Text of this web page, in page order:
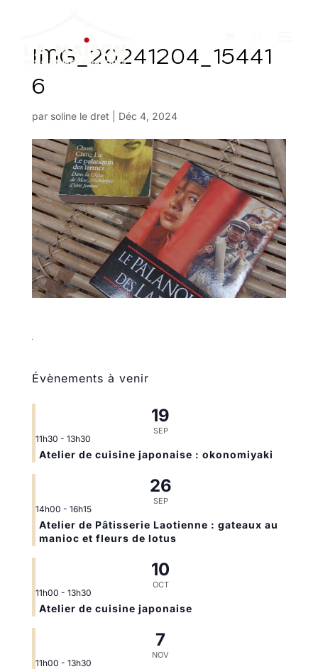
IMG_20241204_15441
6
par soline le dret Déc 4, 2024
Évènements à venir
19
SEP
11h30 - 13h30
Atelier de cuisine japonaise : okonomiyaki
26
SEP
14h00 - 16h15
Atelier de Pâtisserie Laotienne : gateaux au
manioc et fleurs de lotus
10
OCT
11h00 - 13h30
Atelier de cuisine japonaise
7
NOV
11h00 - 13h30